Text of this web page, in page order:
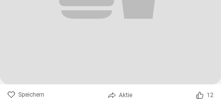
Speichern Aktie 12